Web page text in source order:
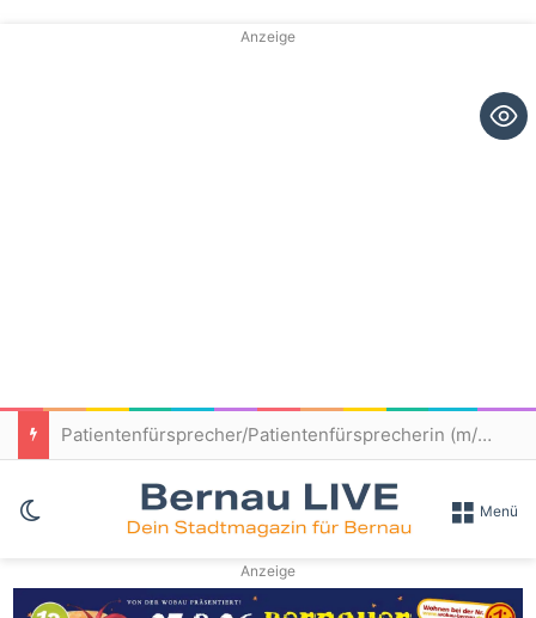
Anzeige
Patientenfürsprecher/Patientenfürsprecherin (m/w/d) – Immanuel Klinikum Bernau
Skin umschalten Menü
Anzeige